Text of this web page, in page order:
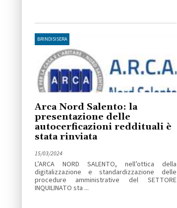
BRINDISISERA
Arca Nord Salento: la
presentazione delle
autocerficazioni reddituali è
stata rinviata
15/03/2024
L’ARCA NORD SALENTO, nell’ottica della
digitalizzazione e standardizzazione delle
procedure amministrative del SETTORE
INQUILINATO sta ...